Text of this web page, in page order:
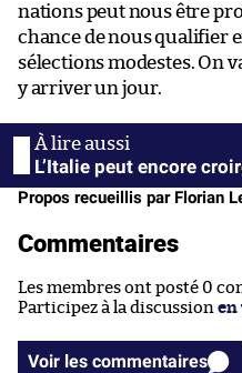
nations peut nous être
chance de nous qualifier
sélections modestes. On
y arriver un jour.
L’Italie peut encore
Propos recueillis par Florian
Commentaires
Les membres ont posté 0
Participez à la discussion en
Voir les commentaires